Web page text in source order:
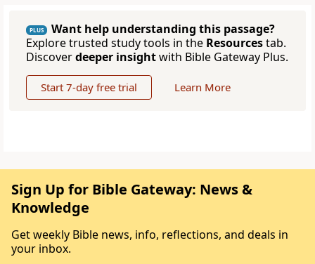
PLUS
Want help understanding this passage?
Explore trusted study tools in the Resourcestab.
Discoverdeeper insightwith Bible Gateway Plus.
Start 7-day free trial Learn More
Sign Up for Bible Gateway: News &
Knowledge
Get weekly Bible news, info, reflections, and deals in
your inbox.